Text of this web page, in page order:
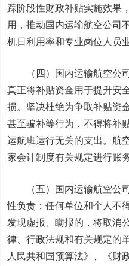
踪阶段性财政补贴实施效果
用，推动国内运输航空公司
机日利用率和专业岗位人员
（四）国内运输航空公司
真正将补贴资金用于提升安
损。坚决杜绝为争取补贴资
甚至骗补等行为，不得将补
运航班运行无关的支出。航
家会计制度有关规定进行账
（五）国内运输航空公司
性负责；任何单位和个人不
发现虚报、瞒报的，将取消
律、行政法规和有关规定的
人民共和国预算法》、《财